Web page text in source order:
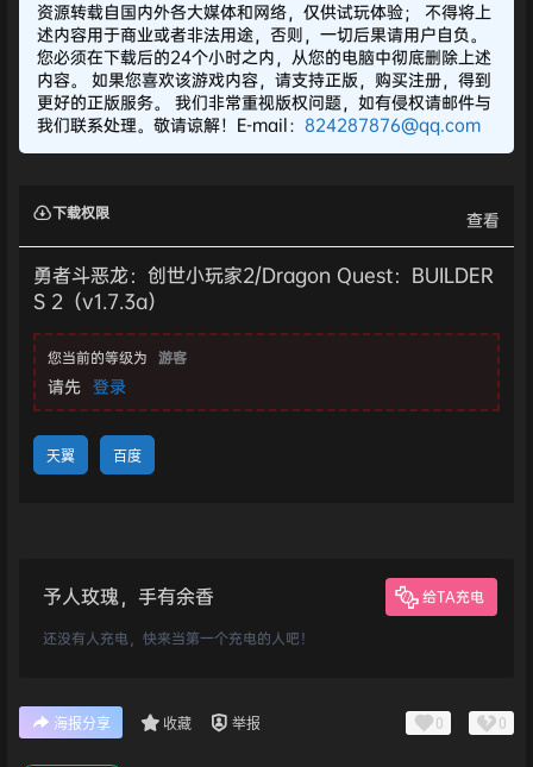
资源转载自国内外各大媒体和网络，仅供试玩体验； 不得将上
述内容用于商业或者非法用途，否则，一切后果请用户自负。
您必须在下载后的24个小时之内，从您的电脑中彻底删除上述
内容。 如果您喜欢该游戏内容，请支持正版，购买注册，得到
更好的正版服务。 我们非常重视版权问题，如有侵权请邮件与
我们联系处理。敬请谅解！E-mail： 824287876@qq.com
下载权限 查看
勇者斗恶龙：创世小玩家2/Dragon Quest：BUILDER
S 2（v1.7.3a）
您当前的等级为 游客
请先 登录
天翼 百度
予人玫瑰，手有余香 给TA充电
还没有人充电，快来当第一个充电的人吧！
海报分享 收藏 举报 0 0